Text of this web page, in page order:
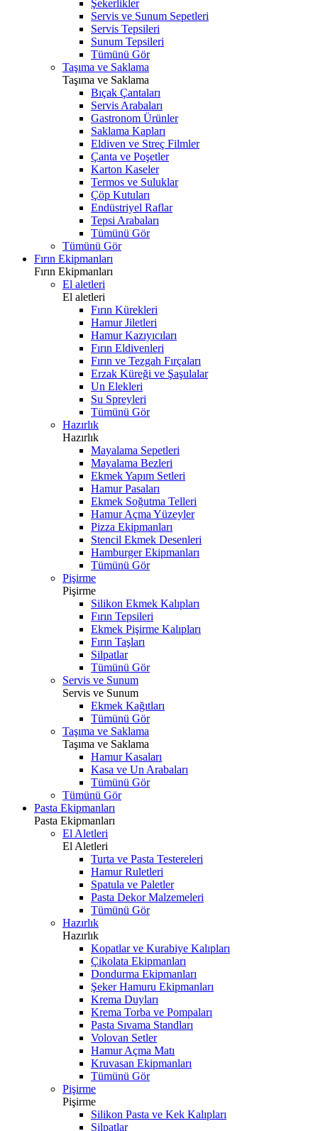
Şekerlikler
Servis ve Sunum Sepetleri
Servis Tepsileri
Sunum Tepsileri
Tümünü Gör
Taşıma ve Saklama
Taşıma ve Saklama
Bıçak Çantaları
Servis Arabaları
Gastronom Ürünler
Saklama Kapları
Eldiven ve Streç Filmler
Çanta ve Poşetler
Karton Kaseler
Termos ve Suluklar
Çöp Kutuları
Endüstriyel Raflar
Tepsi Arabaları
Tümünü Gör
Tümünü Gör
Fırın Ekipmanları
Fırın Ekipmanları
El aletleri
El aletleri
Fırın Kürekleri
Hamur Jiletleri
Hamur Kazıyıcıları
Fırın Eldivenleri
Fırın ve Tezgah Fırçaları
Erzak Küreği ve Şaşulalar
Un Elekleri
Su Spreyleri
Tümünü Gör
Hazırlık
Hazırlık
Mayalama Sepetleri
Mayalama Bezleri
Ekmek Yapım Setleri
Hamur Pasaları
Ekmek Soğutma Telleri
Hamur Açma Yüzeyler
Pizza Ekipmanları
Stencil Ekmek Desenleri
Hamburger Ekipmanları
Tümünü Gör
Pişirme
Pişirme
Silikon Ekmek Kalıpları
Fırın Tepsileri
Ekmek Pişirme Kalıpları
Fırın Taşları
Silpatlar
Tümünü Gör
Servis ve Sunum
Servis ve Sunum
Ekmek Kağıtları
Tümünü Gör
Taşıma ve Saklama
Taşıma ve Saklama
Hamur Kasaları
Kasa ve Un Arabaları
Tümünü Gör
Tümünü Gör
Pasta Ekipmanları
Pasta Ekipmanları
El Aletleri
El Aletleri
Turta ve Pasta Testereleri
Hamur Ruletleri
Spatula ve Paletler
Pasta Dekor Malzemeleri
Tümünü Gör
Hazırlık
Hazırlık
Kopatlar ve Kurabiye Kalıpları
Çikolata Ekipmanları
Dondurma Ekipmanları
Şeker Hamuru Ekipmanları
Krema Duyları
Krema Torba ve Pompaları
Pasta Sıvama Standları
Volovan Setler
Hamur Açma Matı
Kruvasan Ekipmanları
Tümünü Gör
Pişirme
Pişirme
Silikon Pasta ve Kek Kalıpları
Silpatlar